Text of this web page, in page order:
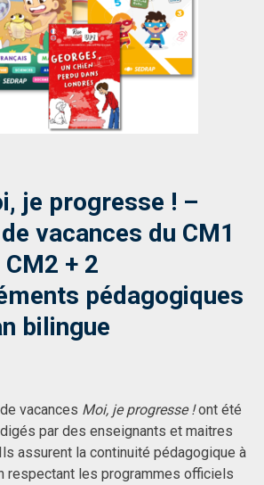
je progresse ! –
vacances du CM1
+ 2
pédagogiques
bilingue
vacances Moi, je progresse !ont été
par des enseignants et maitres
assurent la continuité pédagogique à
respectant les programmes officiels